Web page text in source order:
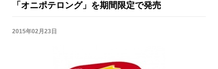
「オニポテロング」を期間限定で発売
2015年02月23日